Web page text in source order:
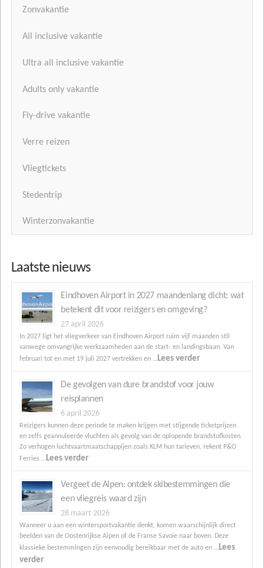
Zonvakantie
All inclusive vakantie
Ultra all inclusive vakantie
Adults only vakantie
Fly-drive vakantie
Verre reizen
Vliegtickets
Stedentrip
Winterzonvakantie
Laatste nieuws
Eindhoven Airport in 2027 maandenlang dicht: wat
betekent dit voor reizigers en omgeving?
27 april 2026
In 2027 ligt het vliegverkeer van Eindhoven Airport ruim vijf maanden stil
vanwege omvangrijke werkzaamheden aan de start- en landingsbaan. Van
februari tot en met 19 juli 2027 vertrekken en …Lees verder
De gevolgen van dure brandstof voor jouw
reisplannen
6 april 2026
Reizigers kunnen deze periode te maken krijgen met stijgende ticketprijzen
en zelfs geannuleerde vluchten als gevolg van de oplopende brandstofkosten.
Zo verhogen luchtvaartmaatschappijen zoals KLM hun tarieven, rekent P&O
Ferries …Lees verder
Vergeet de Alpen: ontdek skibestemmingen die
een vliegreis waard zijn
28 maart 2026
Wanneer u aan een wintersportvakantie denkt, komen waarschijnlijk direct
beelden van de Oostenrijkse Alpen of de Franse Savoie naar boven. Deze
klassieke bestemmingen zijn eenvoudig bereikbaar met de auto en …Lees
verder